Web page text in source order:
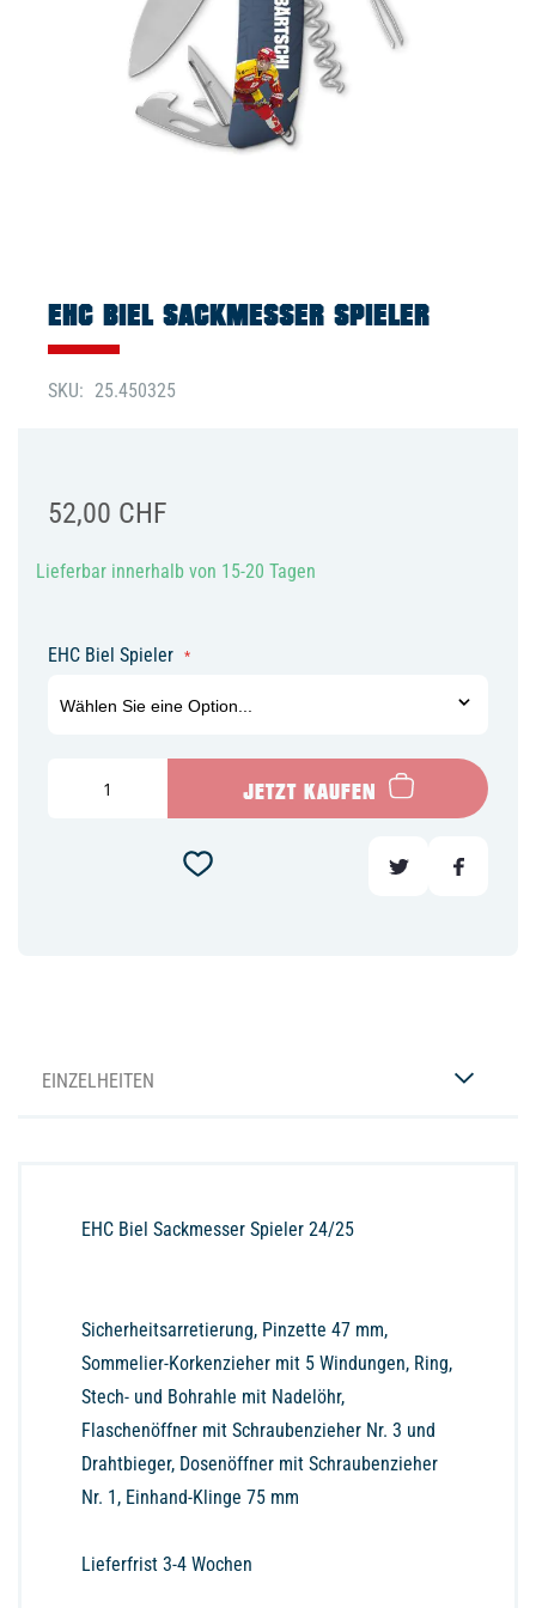
springen
EHC BIEL SACKMESSER SPIELER
SKU 25.450325
52,00 CHF
Lieferbar innerhalb von 15-20 Tagen
EHC Biel Spieler
JETZT KAUFEN
EINZELHEITEN
EHC Biel Sackmesser Spieler 24/25
Sicherheitsarretierung, Pinzette 47 mm,
Sommelier-Korkenzieher mit 5 Windungen, Ring,
Stech- und Bohrahle mit Nadelöhr,
Flaschenöffner mit Schraubenzieher Nr. 3 und
Drahtbieger, Dosenöffner mit Schraubenzieher
Nr. 1, Einhand-Klinge 75 mm
Lieferfrist 3-4 Wochen